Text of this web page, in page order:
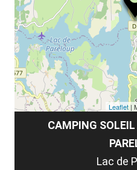
CAMPING
Lac de
Leaflet |